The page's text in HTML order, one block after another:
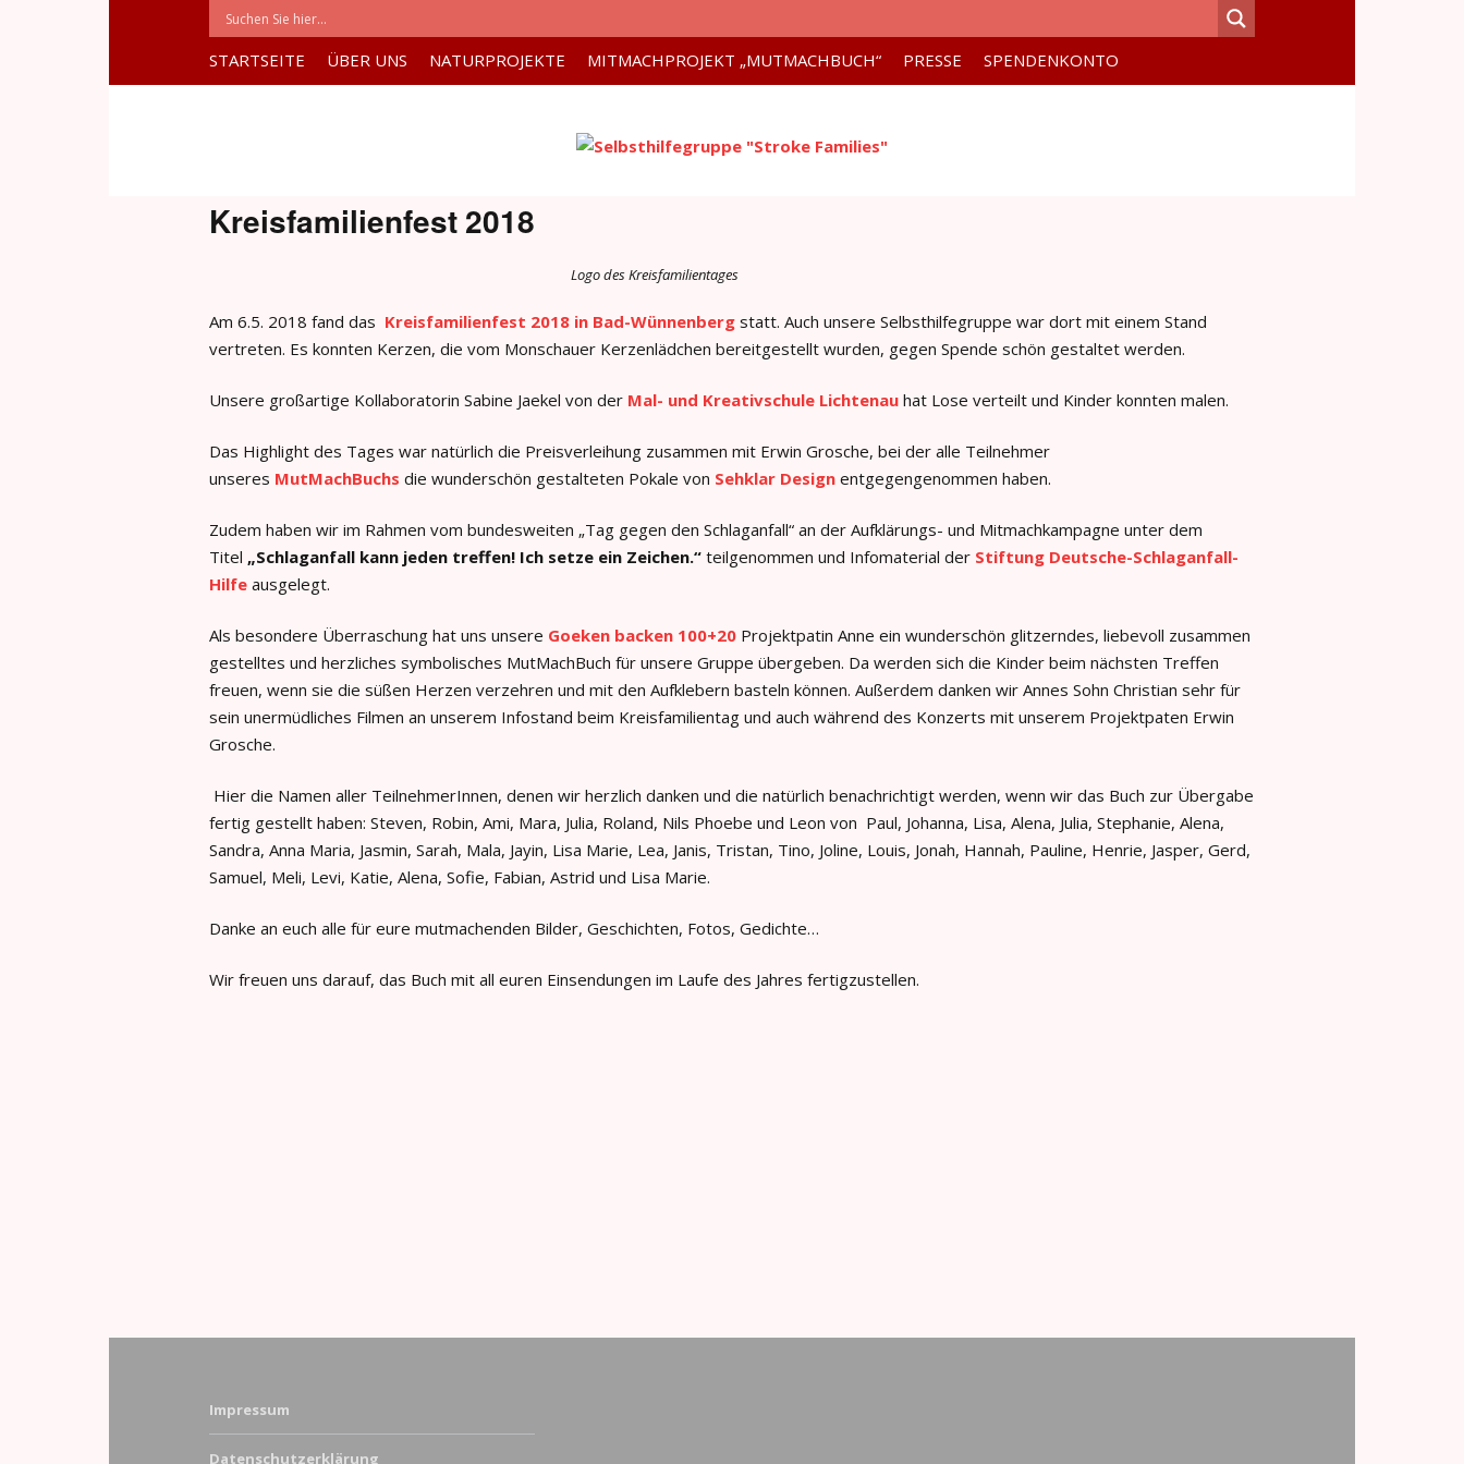
STARTSEITE ÜBER UNS NATURPROJEKTE MITMACHPROJEKT „MUTMACHBUCH“ PRESSE SPENDENKONTO
Kreisfamilienfest 2018
Logo des Kreisfamilientages
Am 6.5. 2018 fand das Kreisfamilienfest 2018 in Bad-Wünnenberg statt. Auch unsere Selbsthilfegruppe war dort mit einem Stand
vertreten. Es konnten Kerzen, die vom Monschauer Kerzenlädchen bereitgestellt wurden, gegen Spende schön gestaltet werden.
Unsere großartige Kollaboratorin Sabine Jaekel von der Mal- und Kreativschule Lichtenau hat Lose verteilt und Kinder konnten malen.
Das Highlight des Tages war natürlich die Preisverleihung zusammen mit Erwin Grosche, bei der alle Teilnehmer
unseres MutMachBuchs die wunderschön gestalteten Pokale von Sehklar Design entgegengenommen haben.
Zudem haben wir im Rahmen vom bundesweiten „Tag gegen den Schlaganfall“ an der Aufklärungs- und Mitmachkampagne unter dem
Titel „Schlaganfall kann jeden treffen! Ich setze ein Zeichen.“ teilgenommen und Infomaterial der Stiftung Deutsche-Schlaganfall-
Hilfe ausgelegt.
Als besondere Überraschung hat uns unsere Goeken backen 100+20 Projektpatin Anne ein wunderschön glitzerndes, liebevoll zusammen
gestelltes und herzliches symbolisches MutMachBuch für unsere Gruppe übergeben. Da werden sich die Kinder beim nächsten Treffen
freuen, wenn sie die süßen Herzen verzehren und mit den Aufklebern basteln können. Außerdem danken wir Annes Sohn Christian sehr für
sein unermüdliches Filmen an unserem Infostand beim Kreisfamilientag und auch während des Konzerts mit unserem Projektpaten Erwin
Grosche.
Hier die Namen aller TeilnehmerInnen, denen wir herzlich danken und die natürlich benachrichtigt werden, wenn wir das Buch zur Übergabe
fertig gestellt haben: Steven, Robin, Ami, Mara, Julia, Roland, Nils Phoebe und Leon von Paul, Johanna, Lisa, Alena, Julia, Stephanie, Alena,
Sandra, Anna Maria, Jasmin, Sarah, Mala, Jayin, Lisa Marie, Lea, Janis, Tristan, Tino, Joline, Louis, Jonah, Hannah, Pauline, Henrie, Jasper, Gerd,
Samuel, Meli, Levi, Katie, Alena, Sofie, Fabian, Astrid und Lisa Marie.
Danke an euch alle für eure mutmachenden Bilder, Geschichten, Fotos, Gedichte…
Wir freuen uns darauf, das Buch mit all euren Einsendungen im Laufe des Jahres fertigzustellen.
Impressum
Datenschutzerklärung